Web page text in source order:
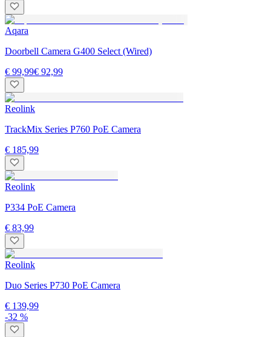
Aqara
Doorbell Camera G400 Select (Wired)
€ 99,99€ 92,99
Reolink
TrackMix Series P760 PoE Camera
€ 185,99
Reolink
P334 PoE Camera
€ 83,99
Reolink
Duo Series P730 PoE Camera
€ 139,99
-32 %